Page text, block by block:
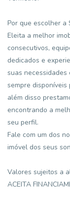
Por que escolher a
Eleita a melhor
consecutivos,
dedicados e
suas
sempre
além disso
encontrando a
seu perfil.
Fale com um dos
imóvel dos seus
Valores sujeitos a
ACEITA